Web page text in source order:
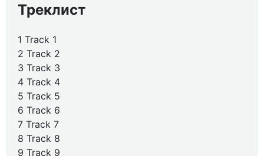
Треклист
1 Track 1
2 Track 2
3 Track 3
4 Track 4
5 Track 5
6 Track 6
7 Track 7
8 Track 8
9 Track 9